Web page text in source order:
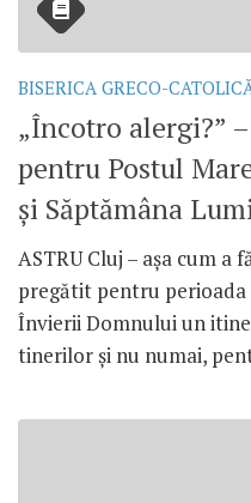
BISERICA GRECO-
„Încotro alergi?”
pentru Postul
și Săptămâna
ASTRU Cluj – așa cum a
pregătit pentru perioada
Învierii Domnului un
tinerilor și nu numai,